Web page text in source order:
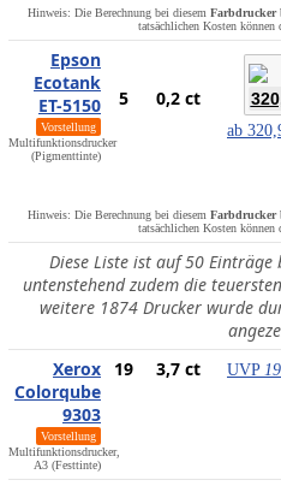
Hinweis: Die Berechnung bei diesem Farbdrucker
tatsächlichen Kosten können
Epson
Ecotank
ET-5150
Vorstellung
Multifunktionsdrucker
(Pigmenttinte)
5 0,2 ct
ab
Hinweis: Die Berechnung bei diesem Farbdrucker
tatsächlichen Kosten können
Diese Liste ist auf 50 Einträge
untenstehend zudem die
weitere 1874 Drucker wurde
Xerox
Colorqube
9303
Vorstellung
Multifunktionsdrucker,
A3 (Festtinte)
19 3,7 ct UVP